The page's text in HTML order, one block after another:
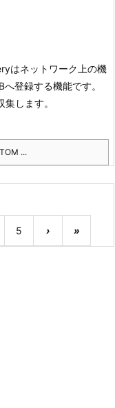
はネットワーク上の機
登録する機能です。
します。
...
5 › »